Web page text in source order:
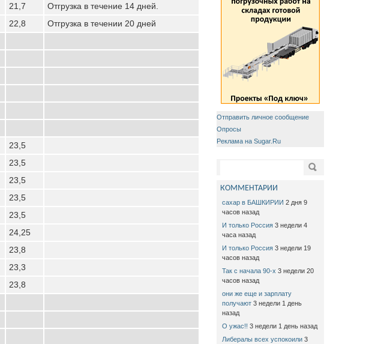
21,7
Отгрузка в течение 14 дней.
22,8 Отгрузка в течении 20 дней
23,5
23,5
23,5
23,5
23,5
24,25
23,8
23,3
23,8
Отправить личное сообщение
Опросы
Реклама на Sugar.Ru
Поиск
КОММЕНТАРИИ
сахар в БАШКИРИИ 2 дня 9
часов назад
И только Россия 3 недели 4
часа назад
И только Россия 3 недели 19
часов назад
Так с начала 90-х 3 недели 20
часов назад
они же еще и зарплату
получают 3 недели 1 день
назад
О ужас!! 3 недели 1 день назад
Либералы всех успокоили 3